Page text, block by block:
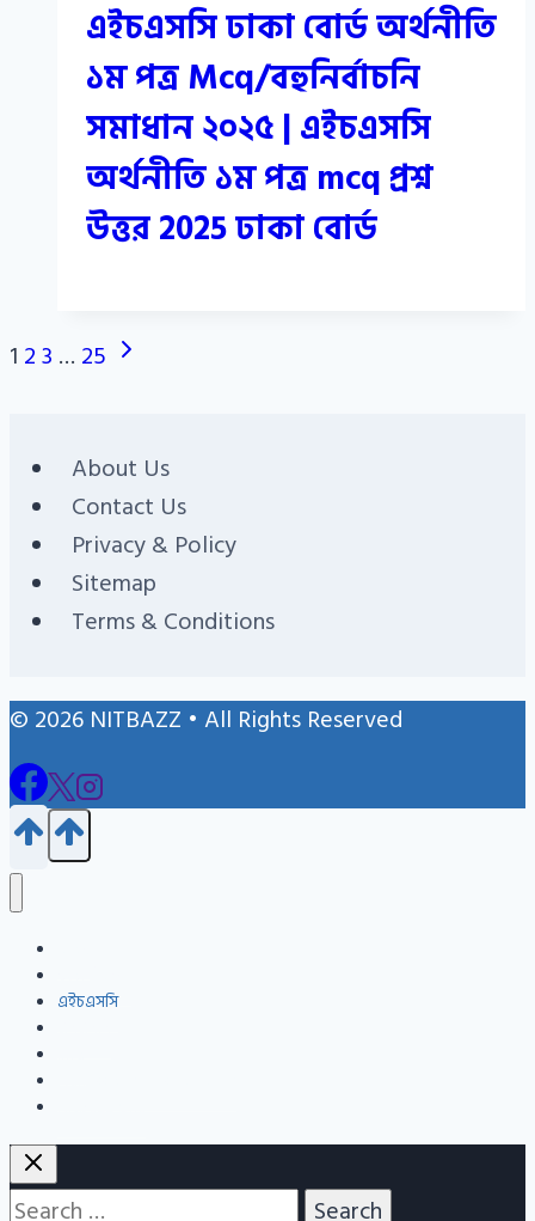
এইচএসসি ঢাকা বোর্ড অর্থনীতি
১ম পত্র Mcq/বহুনির্বাচনি
সমাধান ২০২৫ | এইচএসসি
অর্থনীতি ১ম পত্র mcq প্রশ্ন
উত্তর 2025 ঢাকা বোর্ড
Page
1 23 … 25 Next
About Us
Contact Us
Privacy & Policy
Sitemap
Terms & Conditions
© 2026 NITBAZZ • All Rights Reserved
এইচএসসি
Search